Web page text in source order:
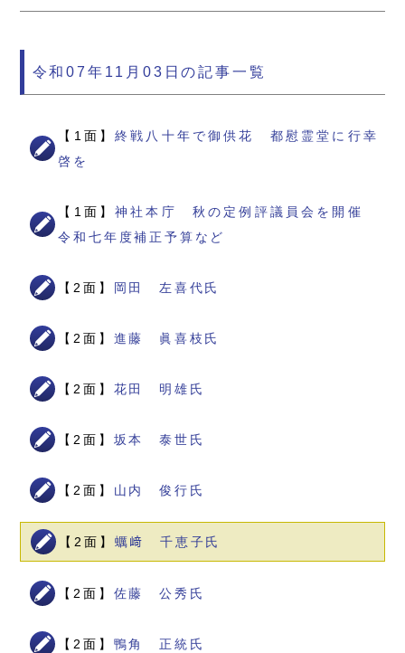
令和07年11月03日の記事一覧
【1面】終戦八十年で御供花 都慰霊堂に行幸
啓を
【1面】神社本庁 秋の定例評議員会を開催
令和七年度補正予算など
【2面】 岡田 左喜代氏
【2面】 進藤 眞喜枝氏
【2面】 花田 明雄氏
【2面】 坂本 泰世氏
【2面】 山内 俊行氏
【2面】 蠣﨑 千恵子氏
【2面】 佐藤 公秀氏
【2面】 鴨角 正統氏